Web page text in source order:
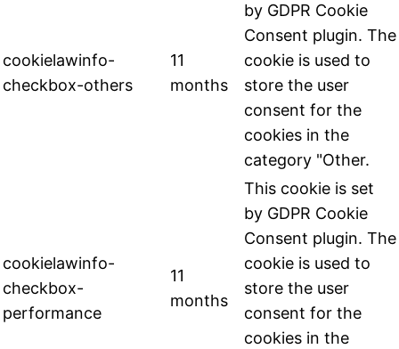
cookielawinfo-
checkbox-others
11
months
by GDPR Cookie
Consent plugin. The
cookie is used to
store the user
consent for the
cookies in the
category "Other.
cookielawinfo-
checkbox-
performance
11
months
This cookie is set
by GDPR Cookie
Consent plugin. The
cookie is used to
store the user
consent for the
cookies in the